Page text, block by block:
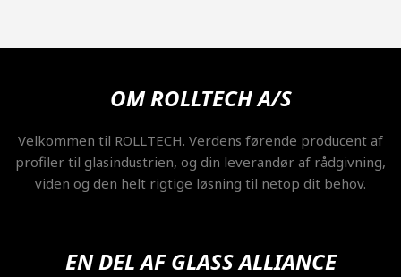
OM ROLLTECH A/S
Velkommen til ROLLTECH. Verdens førende producent af
profiler til glasindustrien, og din leverandør af rådgivning,
viden og den helt rigtige løsning til netop dit behov.
EN DEL AF GLASS ALLIANCE